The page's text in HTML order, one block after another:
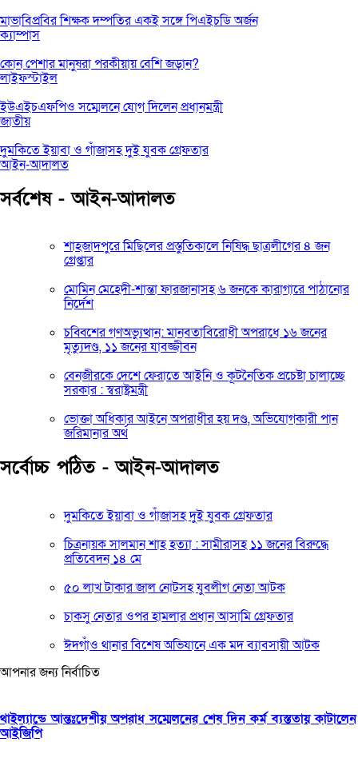
মাভাবিপ্রবির শিক্ষক দম্পতির একই সঙ্গে পিএইচডি অর্জন
ক্যাম্পাস
কোন পেশার মানুষরা পরকীয়ায় বেশি জড়ান?
লাইফস্টাইল
ইউএইচএফপিও সম্মেলনে যোগ দিলেন প্রধানমন্ত্রী
জাতীয়
দুমকিতে ইয়াবা ও গাঁজাসহ দুই যুবক গ্রেফতার
আইন-আদালত
সর্বশেষ - আইন-আদালত
শাহজাদপুরে মিছিলের প্রস্তুতিকালে নিষিদ্ধ ছাত্রলীগের ৪ জন
গ্রেপ্তার
মোমিন মেহেদী-শান্তা ফারজানাসহ ৬ জনকে কারাগারে পাঠানোর
নির্দেশ
চব্বিশের গণঅভ্যুত্থান: মানবতাবিরোধী অপরাধে ১৬ জনের
মৃত্যুদণ্ড, ১১ জনের যাবজ্জীবন
বেনজীরকে দেশে ফেরাতে আইনি ও কূটনৈতিক প্রচেষ্টা চালাচ্ছে
সরকার : স্বরাষ্ট্রমন্ত্রী
ভোক্তা অধিকার আইনে অপরাধীর হয় দণ্ড, অভিযোগকারী পান
জরিমানার অর্থ
সর্বোচ্চ পঠিত - আইন-আদালত
দুমকিতে ইয়াবা ও গাঁজাসহ দুই যুবক গ্রেফতার
চিত্রনায়ক সালমান শাহ হত্যা : সামীরাসহ ১১ জনের বিরুদ্ধে
প্রতিবেদন ১৪ মে
৫০ লাখ টাকার জাল নোটসহ যুবলীগ নেতা আটক
চাকসু নেতার ওপর হামলার প্রধান আসামি গ্রেফতার
ঈদগাঁও থানার বিশেষ অভিযানে এক মদ ব্যাবসায়ী আটক
আপনার জন্য নির্বাচিত
থাইল্যান্ডে আন্তঃদেশীয় অপরাধ সম্মেলনের শেষ দিন কর্ম ব্যস্ততায় কাটালেন
আইজিপি